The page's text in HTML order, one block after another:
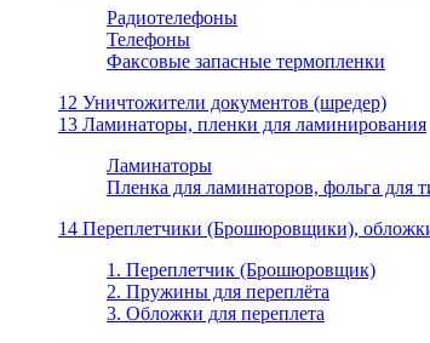
Радиотелефоны
Телефоны
Факсовые запасные термопленки
12 Уничтожители документов (шредер)
13 Ламинаторы, пленки для ламинирования
Ламинаторы
Пленка для ламинаторов, фольга для
14 Переплетчики (Брошюровщики),
1. Переплетчик (Брошюровщик)
2. Пружины для переплёта
3. Обложки для переплета